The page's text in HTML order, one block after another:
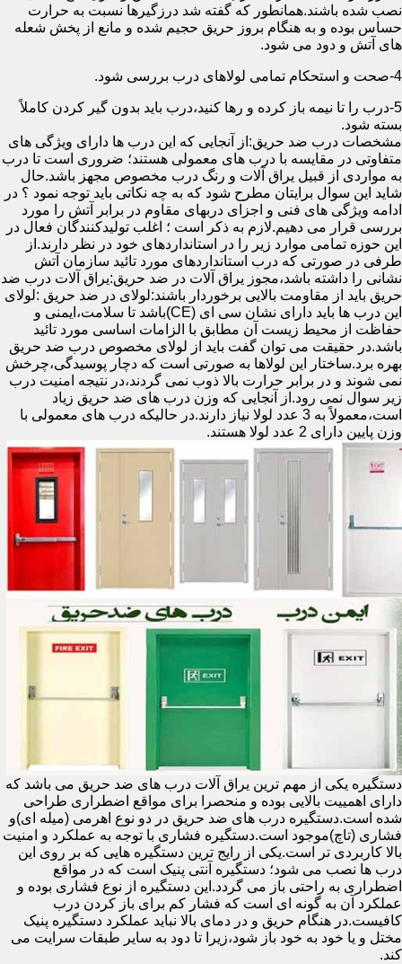
نصب شده باشند.همانطور که گفته شد درزگیرها نسبت به حرارت
حساس بوده و به هنگام بروز حریق حجیم شده و مانع از پخش شعله
های آتش و دود می شود.
4-صحت و استحکام تمامی لولاهای درب بررسی شود.
5-درب را تا نیمه باز کرده و رها کنید،درب باید بدون گیر کردن کاملاً
بسته شود.
مشخصات درب ضد حریق:از آنجایی که این درب ها دارای ویژگی های
متفاوتی در مقایسه با درب های معمولی هستند؛ ضروری است تا درب
به مواردی از قبیل یراق آلات و رنگ درب مخصوص مجهز باشد.حال
شاید این سوال برایتان مطرح شود که به چه نکاتی باید توجه نمود ؟ در
ادامه ویژگی های فنی و اجزای دربهای مقاوم در برابر آتش را مورد
بررسی قرار می دهیم.لازم به ذکر است ؛ اغلب تولیدکنندگان فعال در
این حوزه تمامی موارد زیر را در استانداردهای خود در نظر دارند.از
طرفی در صورتی که درب استانداردهای مورد تائید سازمان آتش
نشانی را داشته باشد،مجوز یراق آلات در ضد حریق:یراق آلات درب ضد
حریق باید از مقاومت بالایی برخوردار باشند:لولای در ضد حریق :لولای
این درب ها باید دارای نشان سی ای (CE)باشد تا سلامت،ایمنی و
حفاظت از محیط زیست آن مطابق با الزامات اساسی مورد تائید
باشد.در حقیقت می توان گفت باید از لولای مخصوص درب ضد حریق
بهره برد.ساختار این لولاها به صورتی است که دچار پوسیدگی،چرخش
نمی شوند و در برابر حرارت بالا ذوب نمی گردند،در نتیجه امنیت درب
زیر سوال نمی رود.از آنجایی که وزن درب های ضد حریق زیاد
است،معمولاً به 3 عدد لولا نیاز دارند.در حالیکه درب های معمولی با
وزن پایین دارای 2 عدد لولا هستند.
دستگیره یکی از مهم ترین یراق آلات درب های ضد حریق می باشد که
دارای اهمییت بالایی بوده و منحصرا برای مواقع اضطراری طراحی
شده است.دستگیره درب های ضد حریق در دو نوع اهرمی (میله ای)و
فشاری (تاچ)موجود است.دستگیره فشاری با توجه به عملکرد و امنیت
بالا کاربردی تر است.یکی از رایج ترین دستگیره هایی که بر روی این
درب ها نصب می شود؛ دستگیره آنتی پنیک است که در مواقع
اضطراری به راحتی باز می گردد.این دستگیره از نوع فشاری بوده و
عملکرد آن به گونه ای است که فشار کم برای باز کردن درب
کافیست.در هنگام حریق و در دمای بالا نباید عملکرد دستگیره پنیک
مختل و یا خود به خود باز شود،زیرا تا دود به سایر طبقات سرایت می
کند.